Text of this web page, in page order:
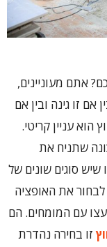
אתם מעוניינים,
זו גינה ובין אם
הוא עניין קריטי.
שתניח את
סוגים שונים של
לבחור את האופציה
עם המומחים. הם
זו בחירה נהדרת